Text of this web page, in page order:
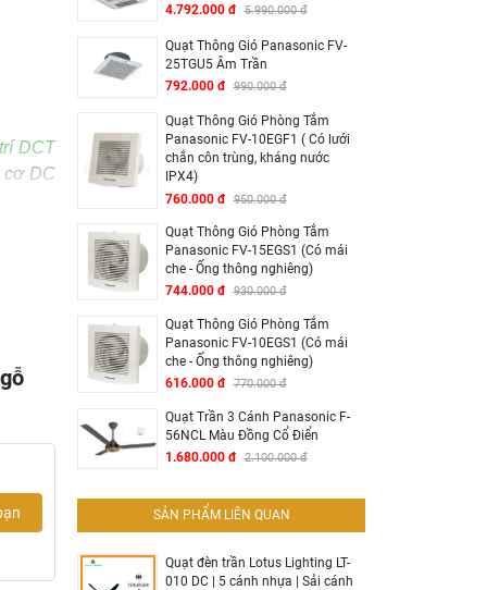
DCT
cơ DC
màu
điểm
lại vẻ
suất
mạnh
4.792.000 đ 5.990.000 đ
Quạt Thông Gió Panasonic FV-
25TGU5 Âm Trần
792.000 đ 990.000 đ
Quạt Thông Gió Phòng Tắm
Panasonic FV-10EGF1 ( Có lưới
chắn côn trùng, kháng nước
IPX4)
760.000 đ 950.000 đ
Quạt Thông Gió Phòng Tắm
Panasonic FV-15EGS1 (Có mái
che - Ống thông nghiêng)
744.000 đ 930.000 đ
Quạt Thông Gió Phòng Tắm
Panasonic FV-10EGS1 (Có mái
che - Ống thông nghiêng)
616.000 đ 770.000 đ
Quạt Trần 3 Cánh Panasonic F-
56NCL Màu Đồng Cổ Điển
1.680.000 đ 2.100.000 đ
SẢN PHẨM LIÊN QUAN
Quạt đèn trần Lotus Lighting LT-
010 DC | 5 cánh nhựa | Sải cánh